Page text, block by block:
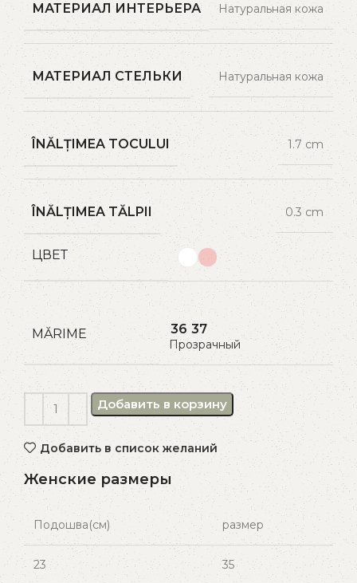
МАТЕРИАЛ ИНТЕРЬЕРА Натуральная кожа
МАТЕРИАЛ СТЕЛЬКИ Натуральная кожа
ÎNĂLȚIMEA TOCULUI 1.7 cm
ÎNĂLȚIMEA TĂLPII 0.3 cm
ЦВЕТ
MĂRIME 36 37
Прозрачный
Добавить в корзину
Добавить в список желаний
Женские размеры
Подошва(см) размер
23 35